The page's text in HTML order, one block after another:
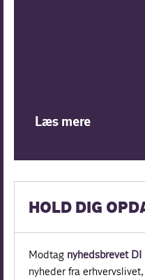
Læs mere
HOLD DIG
Modtag nyhedsbrevet DI
nyheder fra